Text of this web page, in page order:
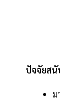
ปัจจัยส
ม